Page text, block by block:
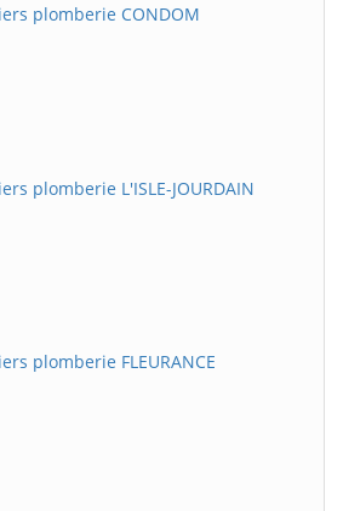
plomberie CONDOM
plomberie L'ISLE-JOURDAIN
plomberie FLEURANCE